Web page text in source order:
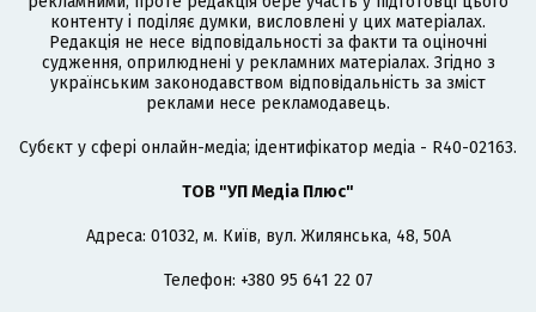
контенту і поділяє думки, висловлені у цих матеріалах.
Редакція не несе відповідальності за факти та оціночні
судження, оприлюднені у рекламних матеріалах. Згідно з
українським законодавством відповідальність за зміст
реклами несе рекламодавець.
Cубєкт у сфері онлайн-медіа; ідентифікатор медіа - R40-02163.
ТОВ "УП Медіа Плюс"
Адреса: 01032, м. Київ, вул. Жилянська, 48, 50А
Телефон: +380 95 641 22 07